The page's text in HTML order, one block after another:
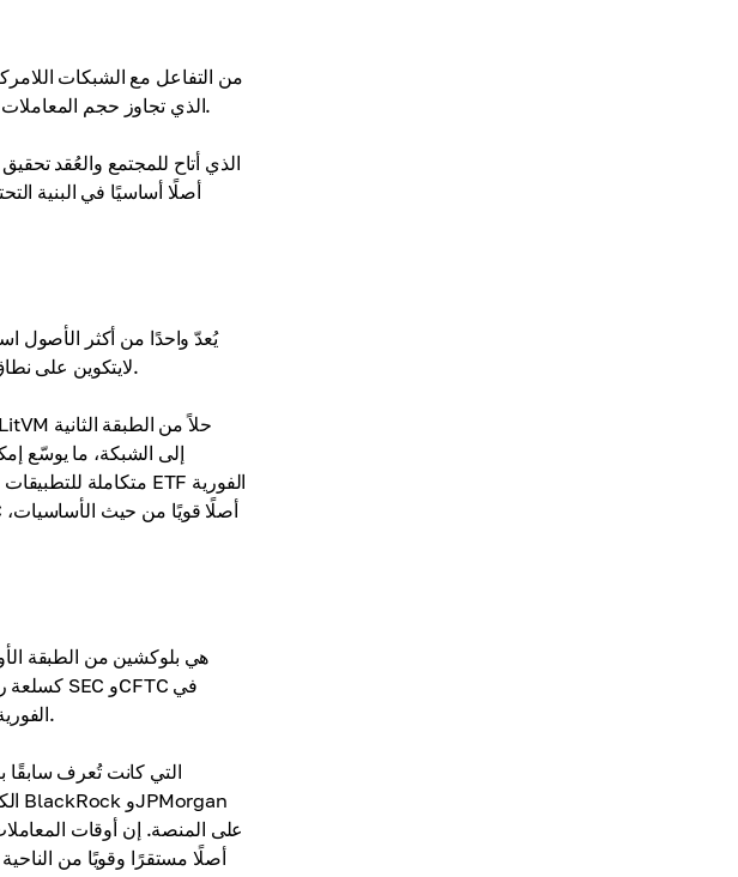
كان المحرك الرئيسي لقيمتها هو بروتوكول CCIP، الذي تجاوز حجم المعاملات من خلاله 18 مليار دولار في الربع الأول من عام 2026 وحده.
لايتكوين على نطاق واسع في المدفوعات الواقعية والتحويلات العابرة للحدود، مع الحفاظ على سيولة مرتفعة في الأسواق العالمية.
مارس 2026، ما وضعها في الفئة التنظيمية نفسها التي تنتمي إليها بيتكوين وإيثريوم وسرّع إطلاق صناديق ETF الفورية.